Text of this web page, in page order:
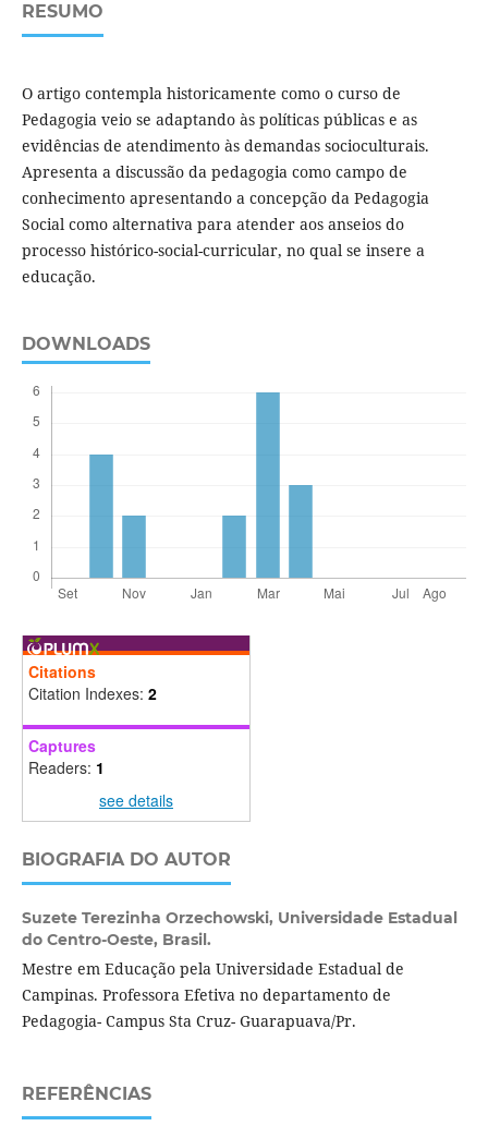
RESUMO
O artigo contempla historicamente como o curso de
Pedagogia veio se adaptando às políticas públicas e as
evidências de atendimento às demandas socioculturais.
Apresenta a discussão da pedagogia como campo de
conhecimento apresentando a concepção da Pedagogia
Social como alternativa para atender aos anseios do
processo histórico-social-curricular, no qual se insere a
educação.
DOWNLOADS
Citations
Citation Indexes: 2
Captures
Readers: 1
see details
BIOGRAFIA DO AUTOR
Suzete Terezinha Orzechowski, Universidade Estadual
do Centro-Oeste, Brasil.
Mestre em Educação pela Universidade Estadual de
Campinas. Professora Efetiva no departamento de
Pedagogia- Campus Sta Cruz- Guarapuava/Pr.
REFERÊNCIAS